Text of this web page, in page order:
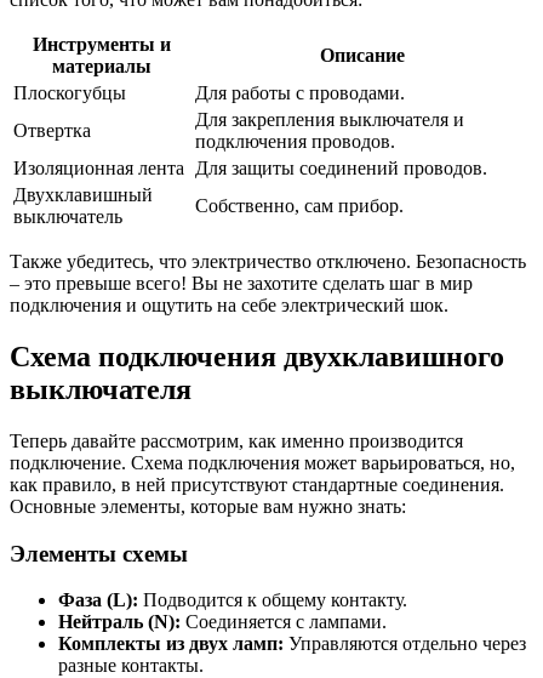
Инструменты и
материалы
Описание
Плоскогубцы
Для работы с проводами.
Отвертка
Для закрепления выключателя и
подключения проводов.
Изоляционная лента
Для защиты соединений проводов.
Двухклавишный
выключатель
Собственно, сам прибор.
Также убедитесь, что электричество отключено. Безопасность
– это превыше всего! Вы не захотите сделать шаг в мир
подключения и ощутить на себе электрический шок.
Схема подключения двухклавишного
выключателя
Теперь давайте рассмотрим, как именно производится
подключение. Схема подключения может варьироваться, но,
как правило, в ней присутствуют стандартные соединения.
Основные элементы, которые вам нужно знать:
Элементы схемы
Фаза (L): Подводится к общему контакту.
Нейтраль (N): Соединяется с лампами.
Комплекты из двух ламп: Управляются отдельно через
разные контакты.